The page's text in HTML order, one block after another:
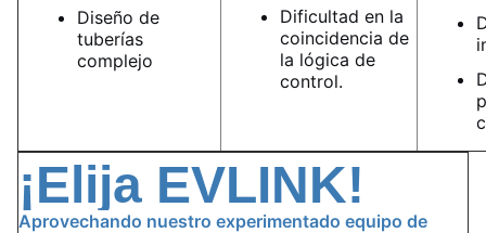
Diseño de
tuberías
complejo
Dificultad en la
coincidencia de
la lógica de
control.
¡Elija EVLINK!
Aprovechando nuestro experimentado equipo de